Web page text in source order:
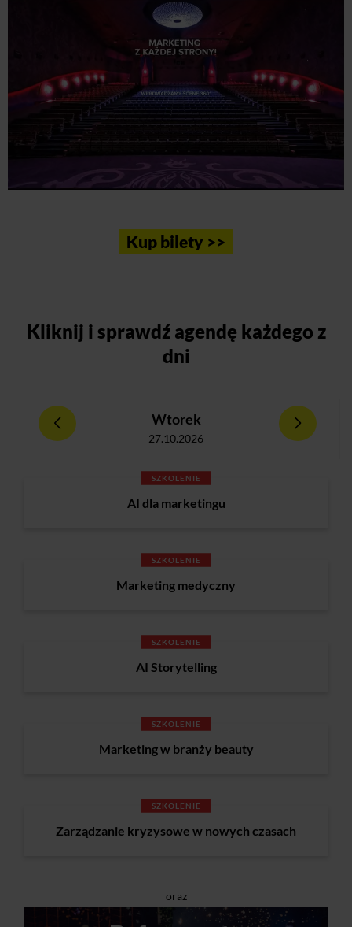
Kup bilety >>
Kliknij i sprawdź agendę każdego z
dni
Wtorek
27.10.2026
SZKOLENIE
AI dla marketingu
SZKOLENIE
Marketing medyczny
SZKOLENIE
AI Storytelling
SZKOLENIE
Marketing w branży beauty
SZKOLENIE
Zarządzanie kryzysowe w nowych czasach
oraz